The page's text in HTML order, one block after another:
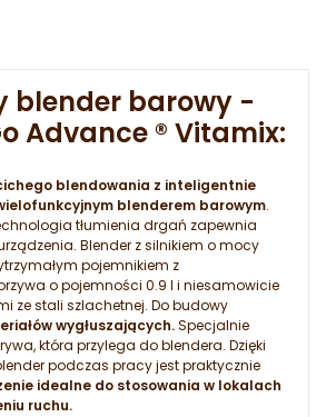
blender barowy -
Advance ® Vitamix:
blendowania z inteligentnie
blenderem barowym.
tłumienia drgań zapewnia
Blender z silnikiem o mocy
pojemnikiem z
o pojemności 0.9 l i niesamowicie
ze stali szlachetnej. Do budowy
wygłuszających.Specjalnie
która przylega do blendera. Dzięki
podczas pracy jest praktycznie
idealne do stosowania w lokalach
ruchu.